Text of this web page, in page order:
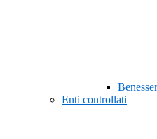
Enti controllati